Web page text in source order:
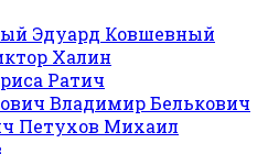
Эдуард Ковшевный
Халин
Ратич
Владимир Белькович
Михаил